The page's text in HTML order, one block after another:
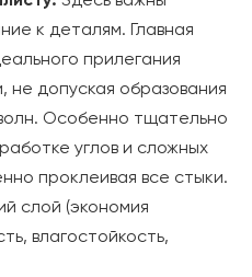
к деталям. Главная
прилегания
не допуская образования
Особенно тщательно
углов и сложных
проклеивая все стыки.
слой (экономия
влагостойкость,